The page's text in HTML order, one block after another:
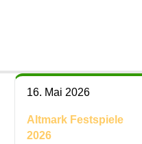
16. Mai 2026
Altmark Festspiele
2026